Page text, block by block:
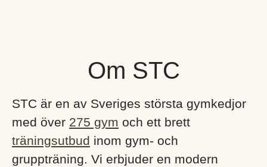
Om STC
STC är en av Sveriges största gymkedjor
med över 275 gym och ett brett
träningsutbud inom gym- och
gruppträning. Vi erbjuder en modern